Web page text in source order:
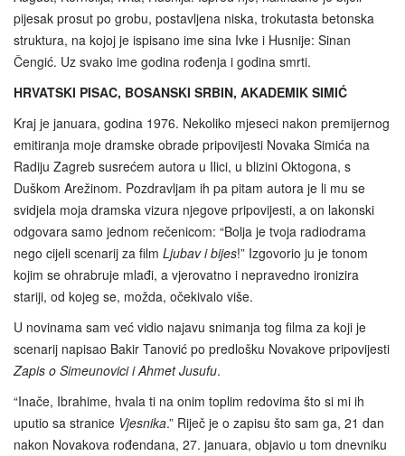
pijesak prosut po grobu, postavljena niska, trokutasta betonska
struktura, na kojoj je ispisano ime sina Ivke i Husnije: Sinan
Čengić. Uz svako ime godina rođenja i godina smrti.
HRVATSKI PISAC, BOSANSKI SRBIN, AKADEMIK SIMIĆ
Kraj je januara, godina 1976. Nekoliko mjeseci nakon premijernog
emitiranja moje dramske obrade pripovijesti Novaka Simića na
Radiju Zagreb susrećem autora u Ilici, u blizini Oktogona, s
Duškom Arežinom. Pozdravljam ih pa pitam autora je li mu se
svidjela moja dramska vizura njegove pripovijesti, a on lakonski
odgovara samo jednom rečenicom: “Bolja je tvoja radiodrama
nego cijeli scenarij za film Ljubav i bijes!” Izgovorio ju je tonom
kojim se ohrabruje mlađi, a vjerovatno i nepravedno ironizira
stariji, od kojeg se, možda, očekivalo više.
U novinama sam već vidio najavu snimanja tog filma za koji je
scenarij napisao Bakir Tanović po predlošku Novakove pripovijesti
Zapis o Simeunovici i Ahmet Jusufu.
“Inače, Ibrahime, hvala ti na onim toplim redovima što si mi ih
uputio sa stranice Vjesnika.” Riječ je o zapisu što sam ga, 21 dan
nakon Novakova rođendana, 27. januara, objavio u tom dnevniku